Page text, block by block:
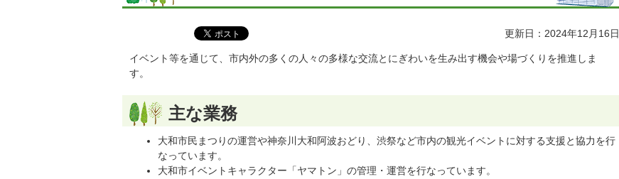
更新日：2024年12月16日
イベント等を通じて、市内外の多くの人々の多様な交流とにぎわいを生み出す機会や場づくりを推進しま
す。
主な業務
大和市民まつりの運営や神奈川大和阿波おどり、渋祭など市内の観光イベントに対する支援と協力を行
なっています。
大和市イベントキャラクター「ヤマトン」の管理・運営を行なっています。